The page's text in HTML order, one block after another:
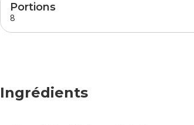
Portions
8
Ingrédients